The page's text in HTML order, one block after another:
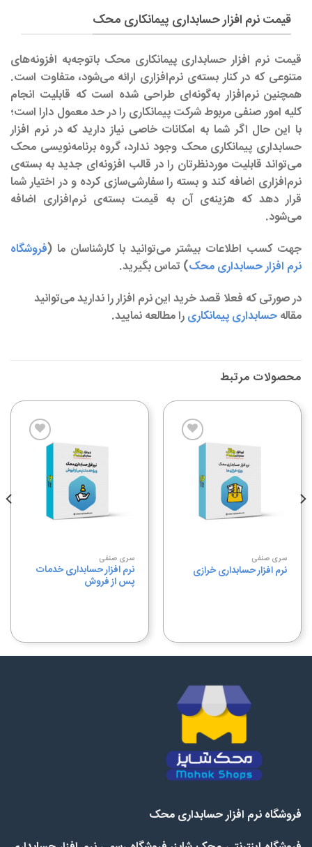
قیمت نرم افزار حسابداری پیمانکاری محک
قیمت نرم افزار حسابداری پیمانکاری محک باتوجه‌به افزونه‌های
متنوعی که در کنار بسته‌ی نرم‌افزاری ارائه می‌شود، متفاوت است.
همچنین نرم‌افزار به‌گونه‌ای طراحی شده است که قابلیت انجام
کلیه امور صنفی مربوط شرکت پیمانکاری را در حد معمول دارا است؛
با این حال اگر شما به امکانات خاصی نیاز دارید که در نرم افزار
حسابداری پیمانکاری محک وجود ندارد، گروه برنامه‌نویسی محک
می‌تواند قابلیت موردنظرتان را در قالب افزونه‌ای جدید به بسته‌ی
نرم‌افزاری اضافه کند و بسته را سفارشی‌سازی کرده و در اختیار شما
قرار دهد که هزینه‌ی آن به قیمت بسته‌ی نرم‌افزاری اضافه
می‌شود.
جهت کسب اطلاعات بیشتر می‌توانید با کارشناسان ما (فروشگاه
نرم افزار حسابداری محک) تماس بگیرید.
در صورتی که فعلا قصد خرید این نرم افزار را ندارید می‌توانید
مقالهحسابداری پیمانکاریرا مطالعه نمایید.
محصولات مرتبط
افزودن
سری صنفی
نرم افزار حسابداری خرازی
افزودن
سری صنفی
نرم افزار حسابداری خدمات
پس از فروش
فروشگاه نرم افزار حسابداری محک